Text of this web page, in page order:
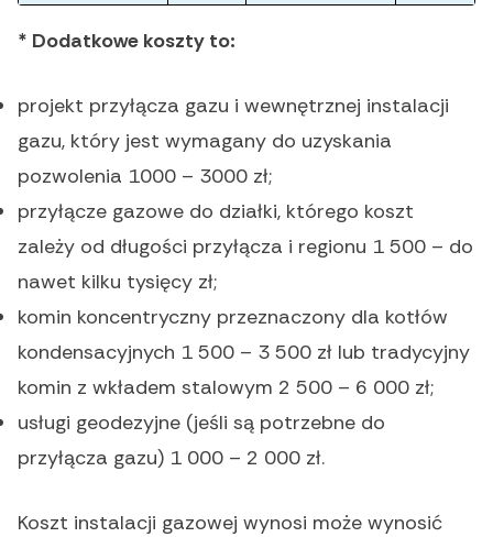
* Dodatkowe koszty to:
projekt przyłącza gazu i wewnętrznej instalacji
gazu, który jest wymagany do uzyskania
pozwolenia 1000 – 3000 zł;
przyłącze gazowe do działki, którego koszt
zależy od długości przyłącza i regionu 1 500 – do
nawet kilku tysięcy zł;
komin koncentryczny przeznaczony dla kotłów
kondensacyjnych 1 500 – 3 500 zł lub tradycyjny
komin z wkładem stalowym 2 500 – 6 000 zł;
usługi geodezyjne (jeśli są potrzebne do
przyłącza gazu) 1 000 – 2 000 zł.
Koszt instalacji gazowej wynosi może wynosić